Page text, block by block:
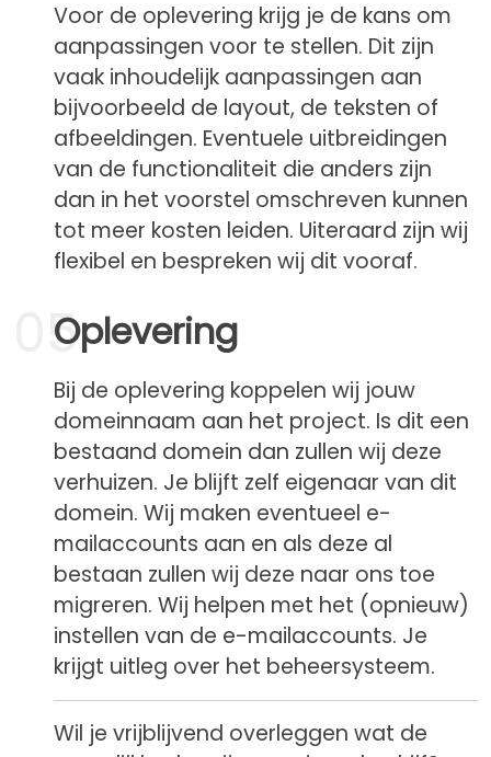
Voor de oplevering krijg je de kans om
aanpassingen voor te stellen. Dit zijn
vaak inhoudelijk aanpassingen aan
bijvoorbeeld de layout, de teksten of
afbeeldingen. Eventuele uitbreidingen
van de functionaliteit die anders zijn
dan in het voorstel omschreven kunnen
tot meer kosten leiden. Uiteraard zijn wij
flexibel en bespreken wij dit vooraf.
05
Oplevering
Bij de oplevering koppelen wij jouw
domeinnaam aan het project. Is dit een
bestaand domein dan zullen wij deze
verhuizen. Je blijft zelf eigenaar van dit
domein. Wij maken eventueel e-
mailaccounts aan en als deze al
bestaan zullen wij deze naar ons toe
migreren. Wij helpen met het (opnieuw)
instellen van de e-mailaccounts. Je
krijgt uitleg over het beheersysteem.
Wil je vrijblijvend overleggen wat de